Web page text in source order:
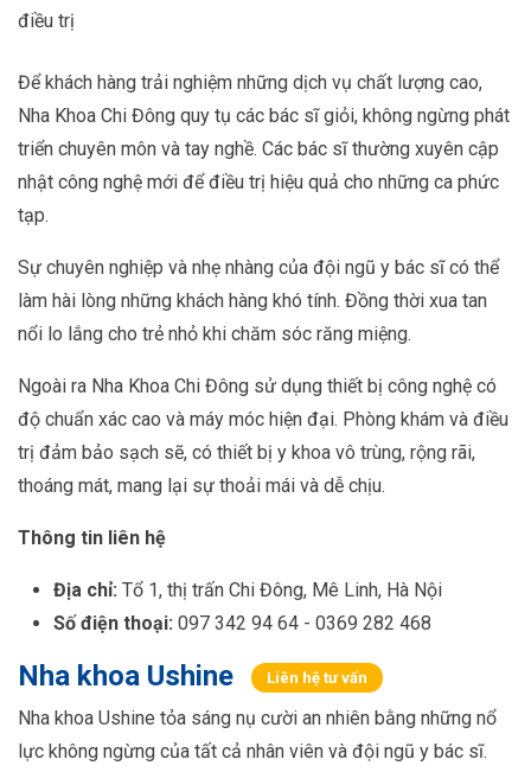
điều trị
Để khách hàng trải nghiệm những dịch vụ chất lượng cao,
Nha Khoa Chi Đông quy tụ các bác sĩ giỏi, không ngừng phát
triển chuyên môn và tay nghề. Các bác sĩ thường xuyên cập
nhật công nghệ mới để điều trị hiệu quả cho những ca phức
tạp.
Sự chuyên nghiệp và nhẹ nhàng của đội ngũ y bác sĩ có thể
làm hài lòng những khách hàng khó tính. Đồng thời xua tan
nổi lo lắng cho trẻ nhỏ khi chăm sóc răng miệng.
Ngoài ra Nha Khoa Chi Đông sử dụng thiết bị công nghệ có
độ chuẩn xác cao và máy móc hiện đại. Phòng khám và điều
trị đảm bảo sạch sẽ, có thiết bị y khoa vô trùng, rộng rãi,
thoáng mát, mang lại sự thoải mái và dễ chịu.
Thông tin liên hệ
Địa chỉ: Tổ 1, thị trấn Chi Đông, Mê Linh, Hà Nội
Số điện thoại: 097 342 94 64 - 0369 282 468
Nha khoa Ushine Liên hệ tư vấn
Nha khoa Ushine tỏa sáng nụ cười an nhiên bằng những nổ
lực không ngừng của tất cả nhân viên và đội ngũ y bác sĩ.